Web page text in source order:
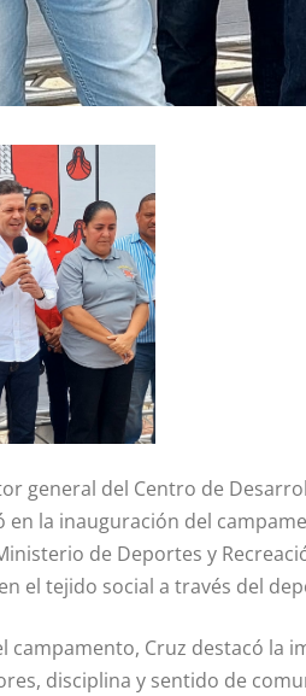
general del Centro de
en la inauguración del
de Deportes y
el tejido social a través del
campamento, Cruz destacó la
disciplina y sentido de